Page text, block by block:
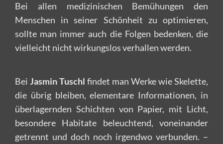
Bei allen medizinischen Bemühungen den
Menschen in seiner Schönheit zu optimieren,
sollte man immer auch die Folgen bedenken, die
vielleicht nicht wirkungslos verhallen werden.
Bei Jasmin Tuschl findet man Werke wie Skelette,
die übrig bleiben, elementare Informationen, in
überlagernden Schichten von Papier, mit Licht,
besondere Habitate beleuchtend, voneinander
getrennt und doch noch irgendwo verbunden. –